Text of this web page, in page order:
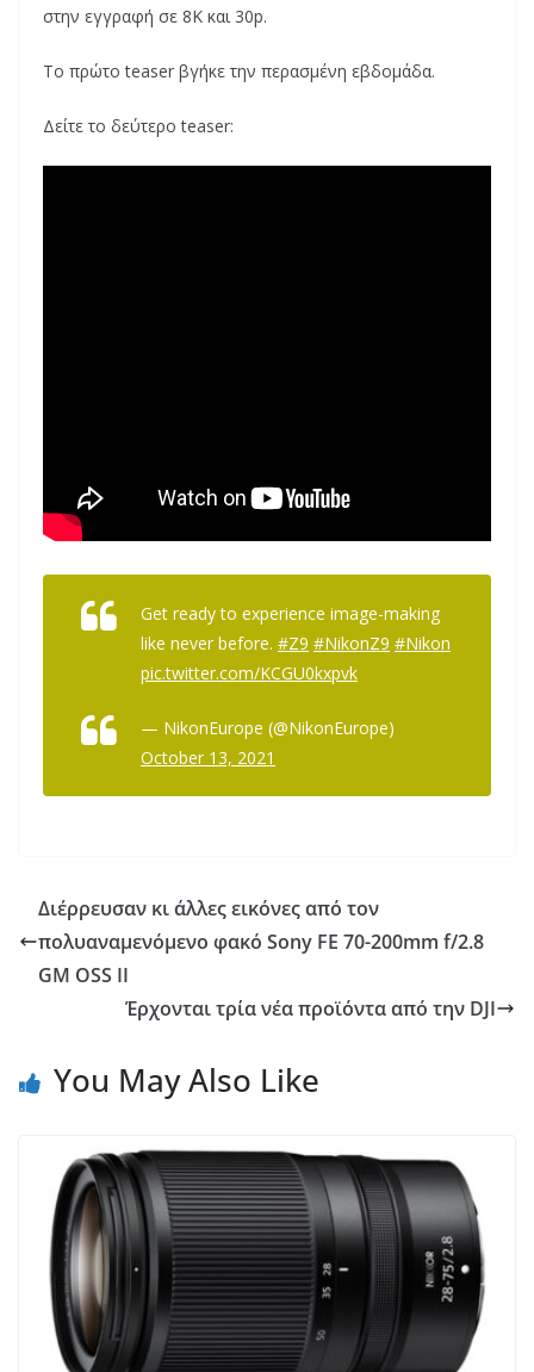
στην εγγραφή σε 8Κ και 30p.
Το πρώτο teaser βγήκε την περασμένη εβδομάδα.
Δείτε το δεύτερο teaser:
Get ready to experience image-making
like never before. #Z9 #NikonZ9 #Nikon
pic.twitter.com/KCGU0kxpvk
— NikonEurope (@NikonEurope)
October 13, 2021
Διέρρευσαν κι άλλες εικόνες από τον
πολυαναμενόμενο φακό Sony FE 70-200mm f/2.8
GM OSS II
Έρχονται τρία νέα προϊόντα από την DJI
You May Also Like